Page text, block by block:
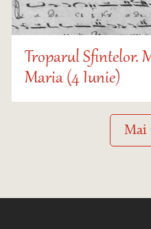
Troparul Sfintelor.
Maria (4 Iunie)
Mai